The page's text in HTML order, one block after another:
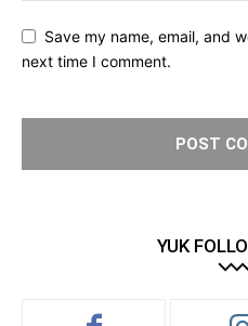
Save my name, email, and
next time I comment.
YUK